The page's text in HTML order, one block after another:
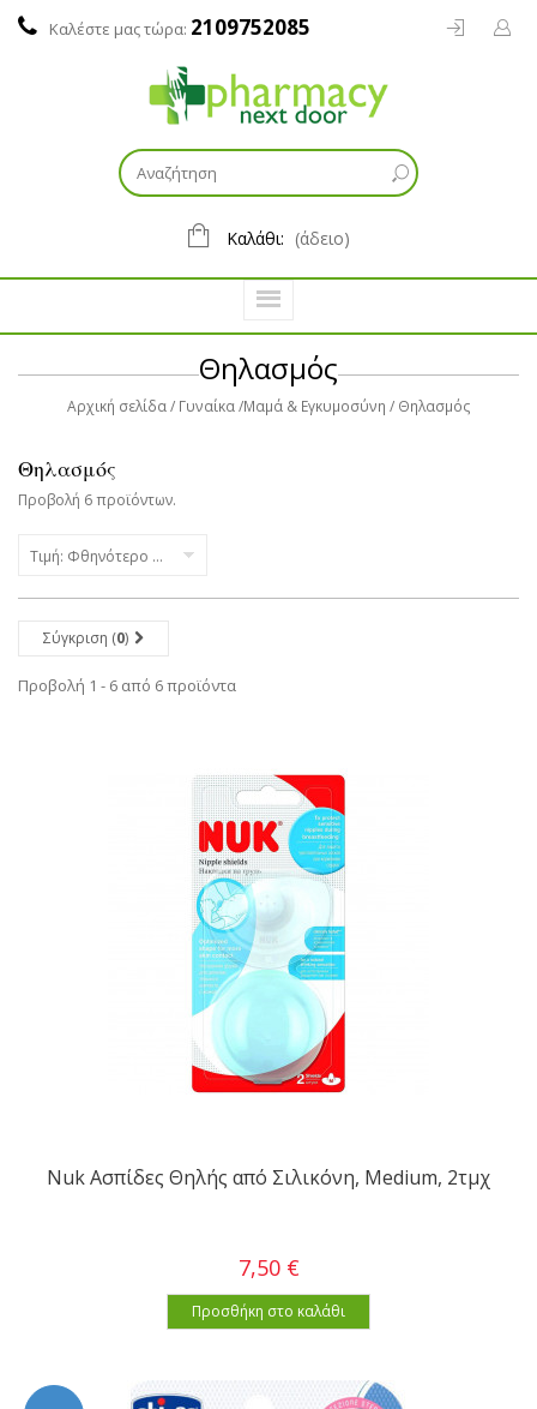
Καλέστε μας τώρα: 2109752085
Καλάθι: (άδειο)
Θηλασμός
Αρχική σελίδα Γυναίκα Μαμά & Εγκυμοσύνη Θηλασμός
Θηλασμός
Προβολή 6 προϊόντων.
Τιμή: Φθηνότερο πρώτα
Σύγκριση (0)
Προβολή 1 - 6 από 6 προϊόντα
Nuk Ασπίδες Θηλής από Σιλικόνη, Μedium, 2τμχ
7,50 €
Προσθήκη στο καλάθι